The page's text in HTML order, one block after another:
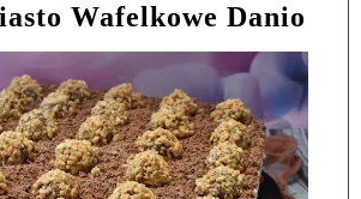
Wafelkowe Danio